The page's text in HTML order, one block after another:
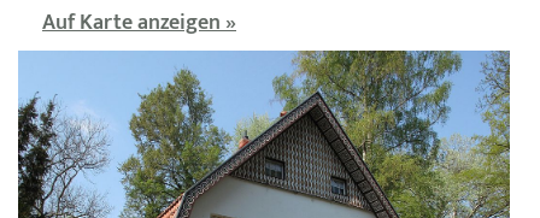
Auf Karte anzeigen »